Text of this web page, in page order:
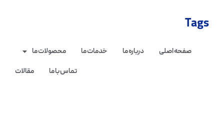
Tags
صفحه اصلی درباره ما خدمات ما
محصولات ما
تماس با ما
مقالات